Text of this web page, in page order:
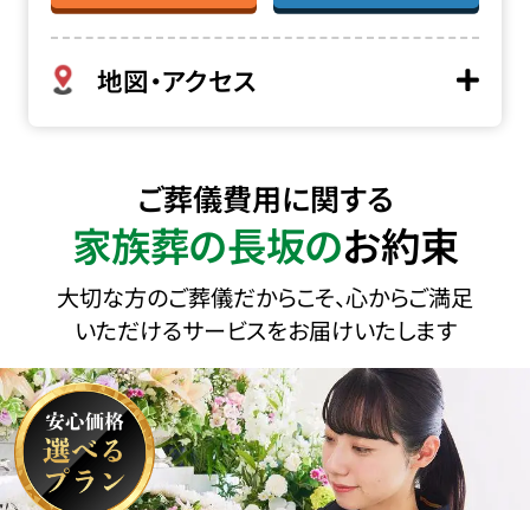
地図・アクセス
ご葬儀費用に関する
家族葬の長坂のお約束
大切な方のご葬儀だからこそ、心からご満足
いただけるサービスをお届けいたします